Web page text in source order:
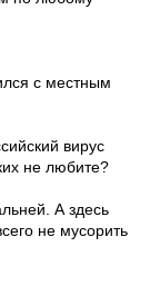
с местным
вирус
не любите?
А здесь
не мусорить